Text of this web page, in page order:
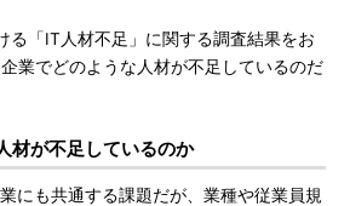
「IT人材不足」に関する調査結果をお
業でどのような人材が不足しているのだ
材が不足しているのか
にも共通する課題だが、業種や従業員規